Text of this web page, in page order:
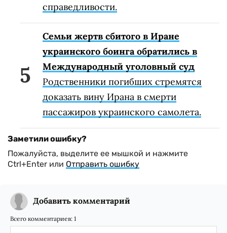
справедливости.
Семьи жертв сбитого в Иране
украинского боинга обратились в
Международный уголовный суд
Родственники погибших стремятся
доказать вину Ирана в смерти
пассажиров украинского самолета.
Заметили ошибку?
Пожалуйста, выделите ее мышкой и нажмите
Ctrl+Enter или Отправить ошибку
Добавить комментарий
Всего комментариев: 1